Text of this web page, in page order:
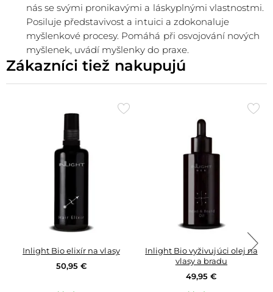
nás se svými pronikavými a láskyplnými vlastnostmi.
Posiluje představivost a intuici a zdokonaluje
myšlenkové procesy. Pomáhá při osvojování nových
myšlenek, uvádí myšlenky do praxe.
Zákazníci tiež nakupujú
Přidat
Inlight Bio elixír na vlasy
50,95 €
Inlight Bio vyživujúci olej na
vlasy a bradu
49,95 €